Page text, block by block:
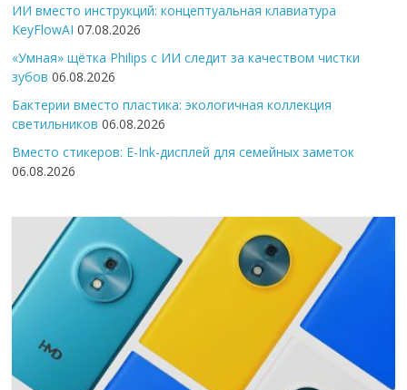
ИИ вместо инструкций: концептуальная клавиатура
KeyFlowAI 07.08.2026
«Умная» щётка Philips с ИИ следит за качеством чистки
зубов 06.08.2026
Бактерии вместо пластика: экологичная коллекция
светильников 06.08.2026
Вместо стикеров: E-Ink-дисплей для семейных заметок
06.08.2026